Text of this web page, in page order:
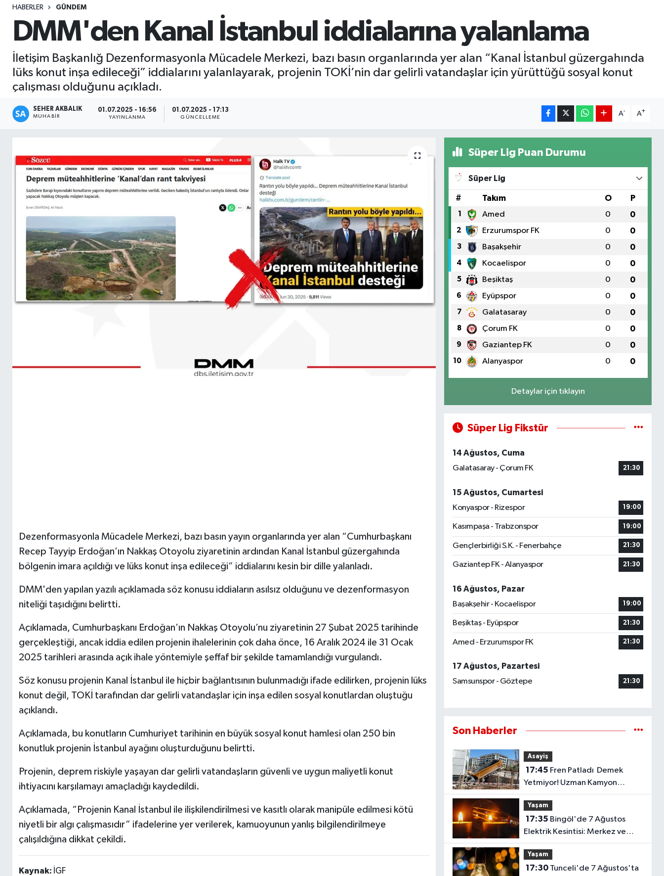
HABERLER GÜNDEM
DMM'den Kanal İstanbul iddialarına yalanlama
İletişim Başkanlığ Dezenformasyonla Mücadele Merkezi, bazı basın organlarında yer alan “Kanal İstanbul güzergahında
lüks konut inşa edileceği” iddialarını yalanlayarak, projenin TOKİ’nin dar gelirli vatandaşlar için yürüttüğü sosyal konut
çalışması olduğunu açıkladı.
SEHER AKBALIK
MUHABIR
01.07.2025 - 16:56
YAYINLANMA
01.07.2025 - 17:13
GÜNCELLEME
A- A+
Dezenformasyonla Mücadele Merkezi, bazı basın yayın organlarında yer alan “Cumhurbaşkanı
Recep Tayyip Erdoğan’ın Nakkaş Otoyolu ziyaretinin ardından Kanal İstanbul güzergahında
bölgenin imara açıldığı ve lüks konut inşa edileceği” iddialarını kesin bir dille yalanladı.
DMM'den yapılan yazılı açıklamada söz konusu iddiaların asılsız olduğunu ve dezenformasyon
niteliği taşıdığını belirtti.
Açıklamada, Cumhurbaşkanı Erdoğan’ın Nakkaş Otoyolu’nu ziyaretinin 27 Şubat 2025 tarihinde
gerçekleştiği, ancak iddia edilen projenin ihalelerinin çok daha önce, 16 Aralık 2024 ile 31 Ocak
2025 tarihleri arasında açık ihale yöntemiyle şeffaf bir şekilde tamamlandığı vurgulandı.
Söz konusu projenin Kanal İstanbul ile hiçbir bağlantısının bulunmadığı ifade edilirken, projenin lüks
konut değil, TOKİ tarafından dar gelirli vatandaşlar için inşa edilen sosyal konutlardan oluştuğu
açıklandı.
Açıklamada, bu konutların Cumhuriyet tarihinin en büyük sosyal konut hamlesi olan 250 bin
konutluk projenin İstanbul ayağını oluşturduğunu belirtti.
Projenin, deprem riskiyle yaşayan dar gelirli vatandaşların güvenli ve uygun maliyetli konut
ihtiyacını karşılamayı amaçladığı kaydedildi.
Açıklamada, “Projenin Kanal İstanbul ile ilişkilendirilmesi ve kasıtlı olarak manipüle edilmesi kötü
niyetli bir algı çalışmasıdır” ifadelerine yer verilerek, kamuoyunun yanlış bilgilendirilmeye
çalışıldığına dikkat çekildi.
Kaynak: İGF
Süper Lig Puan Durumu
Süper Lig
# Takım O P
1 Amed 0 0
2 Erzurumspor FK 0 0
3 Başakşehir 0 0
4 Kocaelispor 0 0
5 Beşiktaş 0 0
6 Eyüpspor 0 0
7 Galatasaray 0 0
8 Çorum FK 0 0
9 Gaziantep FK 0 0
10 Alanyaspor 0 0
Detaylar için tıklayın
Süper Lig Fikstür
14 Ağustos, Cuma
Galatasaray - Çorum FK
21:30
15 Ağustos, Cumartesi
Konyaspor - Rizespor
19:00
Kasımpaşa - Trabzonspor 19:00
Gençlerbirliği S.K. - Fenerbahçe 21:30
Gaziantep FK - Alanyaspor 21:30
16 Ağustos, Pazar
Başakşehir - Kocaelispor
19:00
Beşiktaş - Eyüpspor 21:30
Amed - Erzurumspor FK 21:30
17 Ağustos, Pazartesi
Samsunspor - Göztepe
21:30
Son Haberler
Asayiş
17:45
Yetmiyor! Uzman Kamyon
Kazalarının Gerçek Sebebini
Anlattı
Yaşam
17:35
Elektrik Kesintisi: Merkez ve
Solhan'da Çok Sayıda Yerleşim
Etkilenecek..
Yaşam
17:30Tunceli'de 7 Ağustos'ta
Seri İlan
Siyaset
Spor
Yaşam